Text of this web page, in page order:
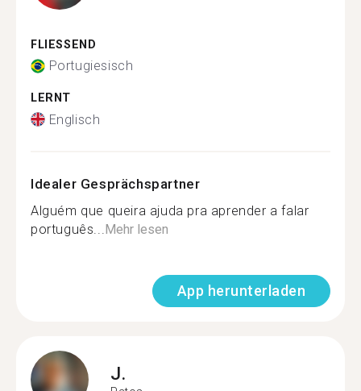
FLIESSEND
Portugiesisch
LERNT
Englisch
Idealer Gesprächspartner
Alguém que queira ajuda pra aprender a falar
português... Mehr lesen
App herunterladen
J.